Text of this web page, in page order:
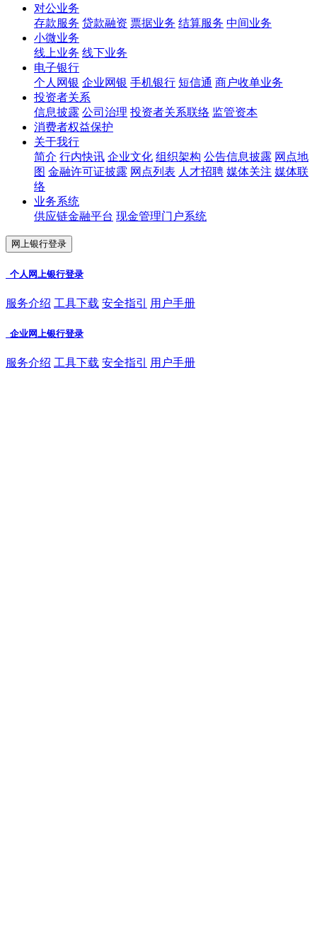
对公业务
存款服务 贷款融资 票据业务 结算服务 中间业务
小微业务
线上业务 线下业务
电子银行
个人网银 企业网银 手机银行 短信通 商户收单业务
投资者关系
信息披露 公司治理 投资者关系联络 监管资本
消费者权益保护
关于我行
简介 行内快讯 企业文化 组织架构 公告信息披露 网点地
图 金融许可证披露 网点列表 人才招聘 媒体关注 媒体联
络
业务系统
供应链金融平台 现金管理门户系统
网上银行登录
个人网上银行登录
服务介绍 工具下载 安全指引 用户手册
企业网上银行登录
服务介绍 工具下载 安全指引 用户手册